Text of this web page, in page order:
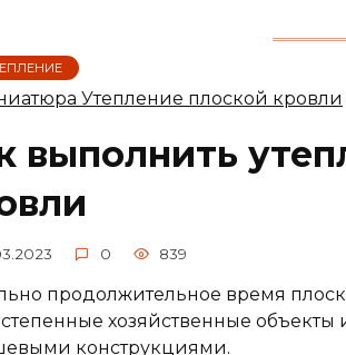
выполнить
0 839
продолжительное время
хозяйственные
конструкциями.